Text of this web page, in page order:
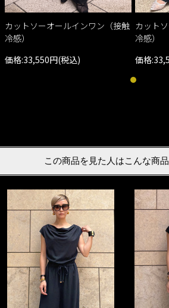
カットソーオールインワン（接触
冷感）
価格:33,550円(税込)
カット
冷感）
価格
この商品を見た人はこんな商